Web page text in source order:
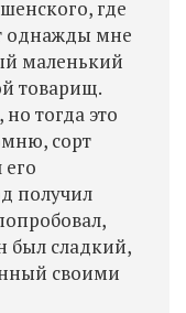
где
однажды мне
маленький
товарищ.
тогда это
сорт
получил
был сладкий,
своими